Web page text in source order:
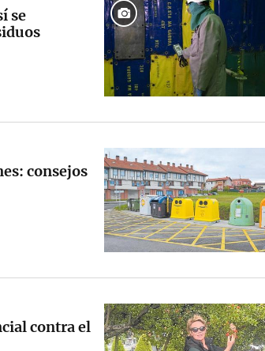
se
consejos
contra el